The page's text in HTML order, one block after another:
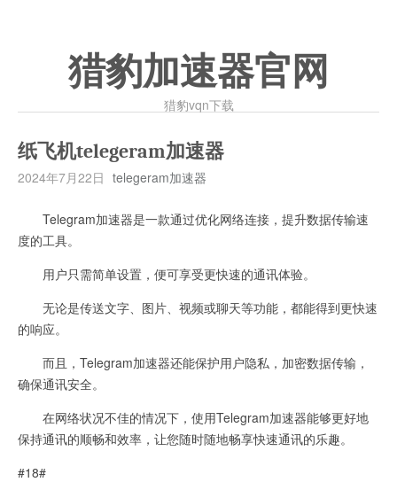
猎豹加速器官网
猎豹vqn下载
纸飞机telegeram加速器
2024年7月22日 telegeram加速器
Telegram加速器是一款通过优化网络连接，提升数据传输速
度的工具。
用户只需简单设置，便可享受更快速的通讯体验。
无论是传送文字、图片、视频或聊天等功能，都能得到更快速
的响应。
而且，Telegram加速器还能保护用户隐私，加密数据传输，
确保通讯安全。
在网络状况不佳的情况下，使用Telegram加速器能够更好地
保持通讯的顺畅和效率，让您随时随地畅享快速通讯的乐趣。
#18#